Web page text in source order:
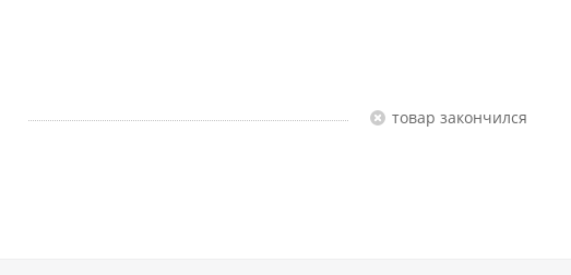
Товар закончился